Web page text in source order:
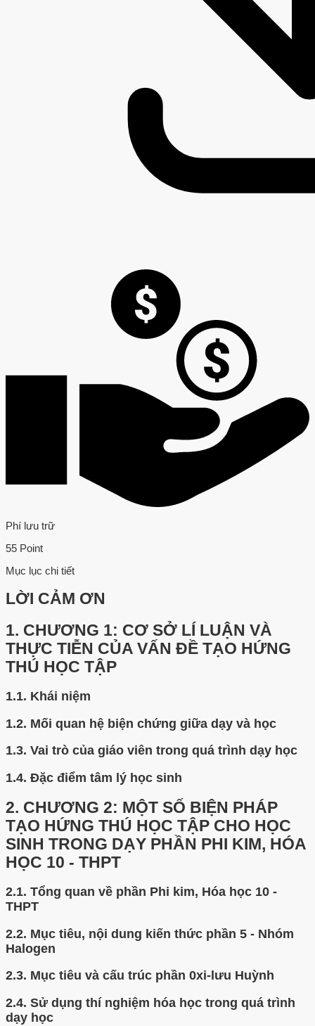
Phí lưu trữ
55 Point
Mục lục chi tiết
LỜI CẢM ƠN
1. CHƯƠNG 1: CƠ SỞ LÍ LUẬN VÀ
THỰC TIỄN CỦA VẤN ĐỀ TẠO HỨNG
THÚ HỌC TẬP
1.1. Khái niệm
1.2. Mối quan hệ biện chứng giữa dạy và học
1.3. Vai trò của giáo viên trong quá trình dạy học
1.4. Đặc điểm tâm lý học sinh
2. CHƯƠNG 2: MỘT SỐ BIỆN PHÁP
TẠO HỨNG THÚ HỌC TẬP CHO HỌC
SINH TRONG DẠY PHẦN PHI KIM, HÓA
HỌC 10 - THPT
2.1. Tổng quan về phần Phi kim, Hóa học 10 -
THPT
2.2. Mục tiêu, nội dung kiến thức phần 5 - Nhóm
Halogen
2.3. Mục tiêu và cấu trúc phần 0xi-lưu Huỳnh
2.4. Sử dụng thí nghiệm hóa học trong quá trình
dạy học